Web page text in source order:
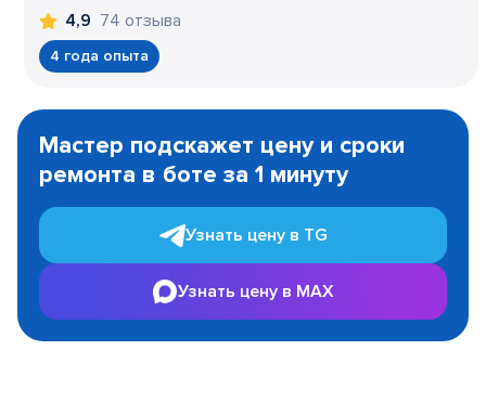
4,9 74 отзыва
4 года опыта
1
Мастер подскажет цену и сроки
ремонта в боте за 1 минуту
Узнать цену в TG
Узнать цену в MAX